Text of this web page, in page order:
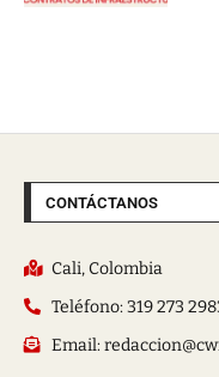
CONTÁCTANOS
Cali, Colombia
Teléfono: 319 273
Email: